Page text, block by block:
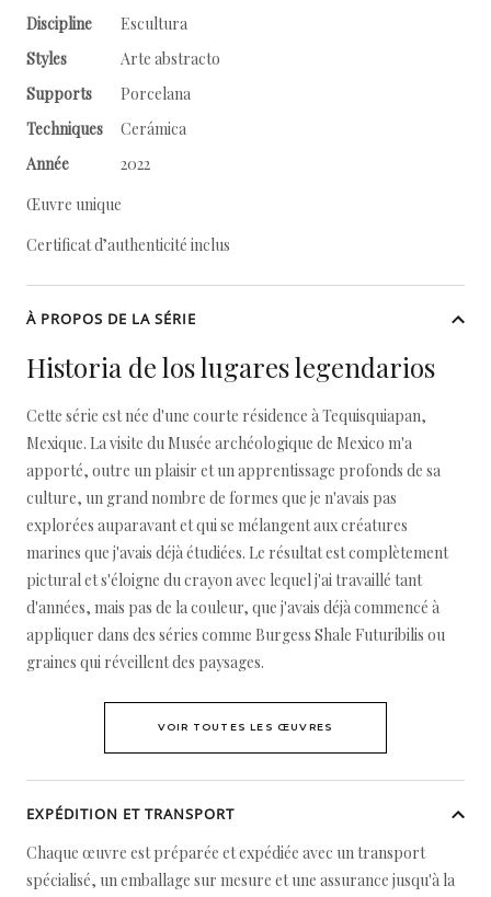
Discipline
Escultura
Styles
Arte abstracto
Supports
Porcelana
Techniques
Cerámica
Année
2022
Œuvre unique
Certificat d’authenticité inclus
À PROPOS DE LA SÉRIE
Historia de los lugares legendarios
Cette série est née d'une courte résidence à Tequisquiapan,
Mexique. La visite du Musée archéologique de Mexico m'a
apporté, outre un plaisir et un apprentissage profonds de sa
culture, un grand nombre de formes que je n'avais pas
explorées auparavant et qui se mélangent aux créatures
marines que j'avais déjà étudiées. Le résultat est complètement
pictural et s'éloigne du crayon avec lequel j'ai travaillé tant
d'années, mais pas de la couleur, que j'avais déjà commencé à
appliquer dans des séries comme Burgess Shale Futuribilis ou
graines qui réveillent des paysages.
VOIR TOUTES LES ŒUVRES
EXPÉDITION ET TRANSPORT
Chaque œuvre est préparée et expédiée avec un transport
spécialisé, un emballage sur mesure et une assurance jusqu'à la